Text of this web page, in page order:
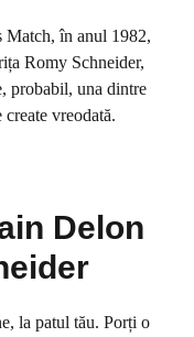
Match, în anul 1982,
Romy Schneider,
probabil, una dintre
vreodată.
Delon
la patul tău. Porți o